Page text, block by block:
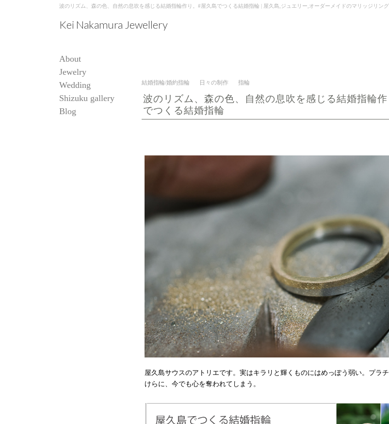
波のリズム、森の色、自然の息吹を感じる結婚指輪作り。#屋久島でつくる結婚指輪 | 屋久島,ジュエリー,オーダーメイドのマリッジリン
Kei Nakamura Jewellery
About
Jewelry
Wedding
Shizuku gallery
Blog
結婚指輪/婚約指輪 日々の制作 指輪
波のリズム、森の色、自然の息吹を感じる結婚指輪
でつくる結婚指輪
屋久島サウスのアトリエです。実はキラリと輝くものにはめっぽう弱い。プラ
けらに、今でも心を奪われてしまう。